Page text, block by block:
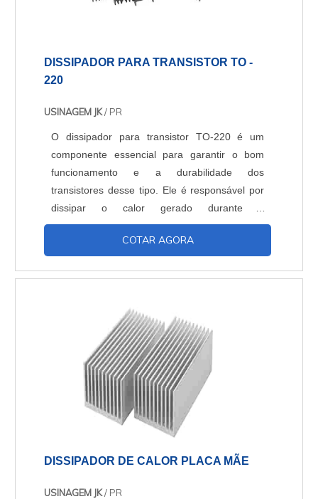
DISSIPADOR PARA TRANSISTOR TO -
220
USINAGEM JK/ PR
O dissipador para transistor TO-220 é um
componente essencial para garantir o bom
funcionamento e a durabilidade dos
transistores desse tipo. Ele é responsável por
dissipar o calor gerado durante o
funcionamento do transistor, evitando o
superaquecimento e possíveis danos ao
COTAR AGORA
DISSIPADOR DE CALOR PLACA MÃE
USINAGEM JK/ PR